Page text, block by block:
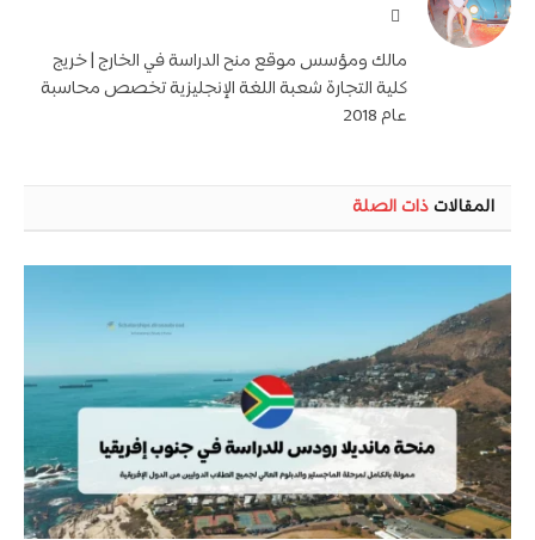
مالك ومؤسس موقع منح الدراسة في الخارج | خريج
كلية التجارة شعبة اللغة الإنجليزية تخصص محاسبة
عام 2018
المقالاتذات الصلة